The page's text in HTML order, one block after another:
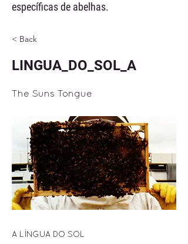
específicas de abelhas.
< Back
LINGUA_DO_SOL_A
The Suns Tongue
A LÍNGUA DO SOL